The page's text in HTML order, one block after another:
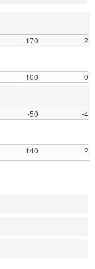
170
2
100
0
-50
-4
140 2